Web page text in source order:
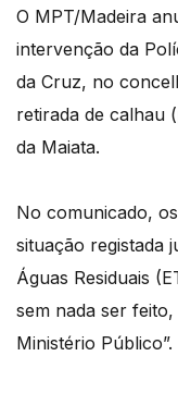
O MPT/Madeira
intervenção da
da Cruz, no
retirada de calhau
da Maiata.
No comunicado,
situação registada
Águas Residuais
sem nada ser
Ministério Público”.